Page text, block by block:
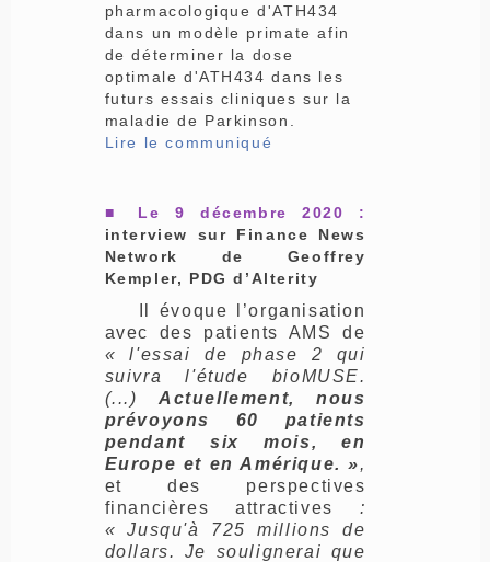
pharmacologique d'ATH434
dans un modèle primate afin
de déterminer la dose
optimale d'ATH434 dans les
futurs essais cliniques sur la
maladie de Parkinson.
Lire le communiqué
■ Le 9 décembre 2020 :
interview sur Finance News
Network de Geoffrey
Kempler, PDG d’Alterity
Il évoque l’organisation
avec des patients AMS de
« l'essai de phase 2 qui
suivra l'étude bioMUSE.
(...) Actuellement, nous
prévoyons 60 patients
pendant six mois, en
Europe et en Amérique. »,
et des perspectives
financières attractives
:
« Jusqu'à 725 millions de
dollars. Je soulignerai que